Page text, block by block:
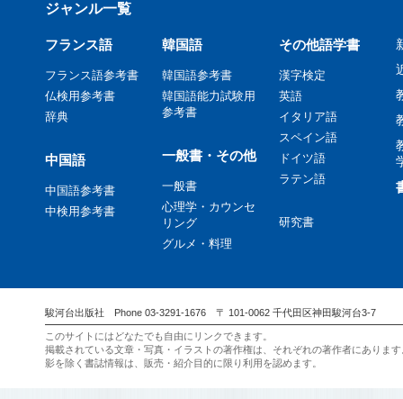
ジャンル一覧
フランス語
フランス語参考書
仏検用参考書
辞典
中国語
中国語参考書
中検用参考書
韓国語
韓国語参考書
韓国語能力試験用
参考書
一般書・その他
一般書
心理学・カウンセ
リング
グルメ・料理
その他語学書
漢字検定
英語
イタリア語
スペイン語
ドイツ語
ラテン語
研究書
駿河台出版社 Phone 03-3291-1676 〒 101-0062 千代田区神田駿河台3-7
このサイトにはどなたでも自由にリンクできます。
掲載されている文章・写真・イラストの著作権は、それぞれの著作者にありま
影を除く書誌情報は、販売・紹介目的に限り利用を認めます。